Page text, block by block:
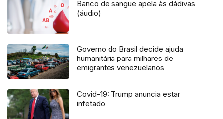
Banco de sangue apela às dádivas
(áudio)
Governo do Brasil decide ajuda
humanitária para milhares de
emigrantes venezuelanos
Covid-19: Trump anuncia estar
infetado